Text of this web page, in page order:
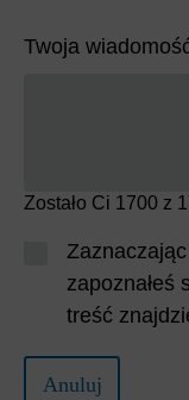
Twoja
Zostało Ci 1700 z
zapoznałeś
treść
Anuluj